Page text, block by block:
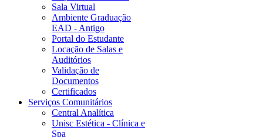
Sala Virtual
Ambiente Graduação
EAD - Antigo
Portal do Estudante
Locação de Salas e
Auditórios
Validação de
Documentos
Certificados
Serviços Comunitários
Central Analítica
Unisc Estética - Clínica e
Spa